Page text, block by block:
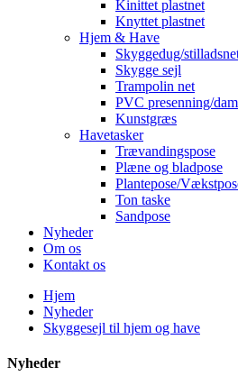
Kinittet plastnet
Knyttet plastnet
Hjem & Have
Skyggedug/
Skygge sejl
Trampolin net
PVC presenning/
Kunstgræs
Havetasker
Trævandingspose
Plæne og bladpose
Plantepose/
Ton taske
Sandpose
Nyheder
Om os
Kontakt os
Hjem
Nyheder
Skyggesejl til hjem og have
Nyheder